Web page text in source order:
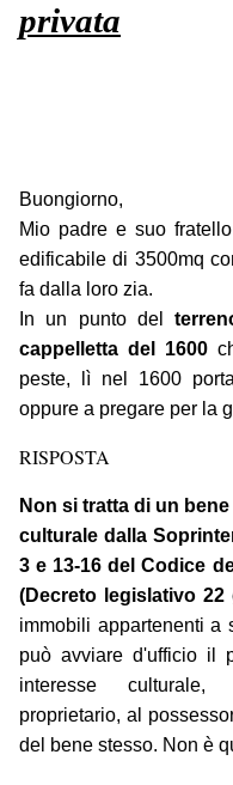
privata
Buongiorno,
Mio padre e suo
edificabile di 3500mq
fa dalla loro zia.
In un punto del
cappelletta del 1600
peste, lì nel 1600
oppure a pregare per la
RISPOSTA
Non si tratta di un
culturale dalla
3 e 13-16 del Codice
(Decreto legislativo 22
immobili appartenenti a
può avviare d'ufficio il
interesse culturale,
proprietario, al
del bene stesso. Non è